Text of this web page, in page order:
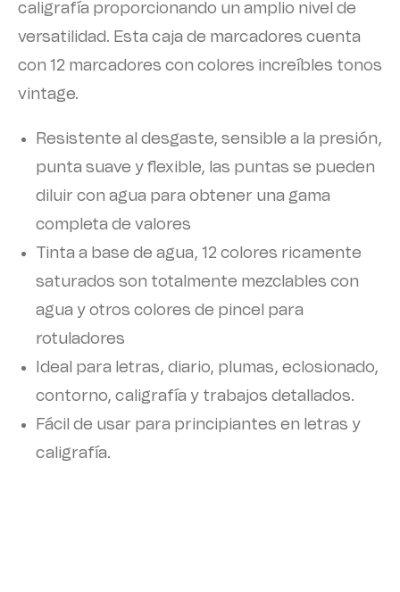
caligrafía proporcionando un amplio nivel de
versatilidad. Esta caja de marcadores cuenta
con 12 marcadores con colores increíbles tonos
vintage.
Resistente al desgaste, sensible a la presión,
punta suave y flexible, las puntas se pueden
diluir con agua para obtener una gama
completa de valores
Tinta a base de agua, 12 colores ricamente
saturados son totalmente mezclables con
agua y otros colores de pincel para
rotuladores
Ideal para letras, diario, plumas, eclosionado,
contorno, caligrafía y trabajos detallados.
Fácil de usar para principiantes en letras y
caligrafía.